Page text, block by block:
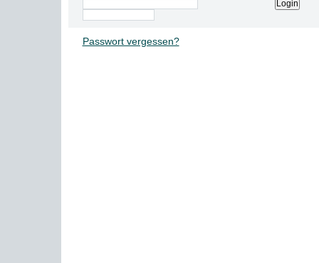
Passwort vergessen?